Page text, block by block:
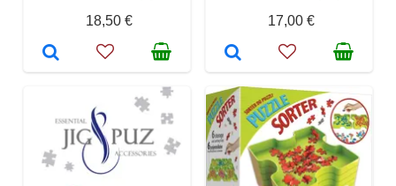
18,50 €
17,00 €